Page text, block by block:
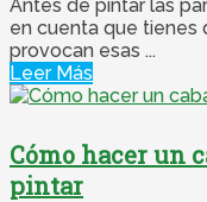
Antes de pintar las
en cuenta que tienes
provocan esas ...
Leer Más
Cómo hacer un
pintar